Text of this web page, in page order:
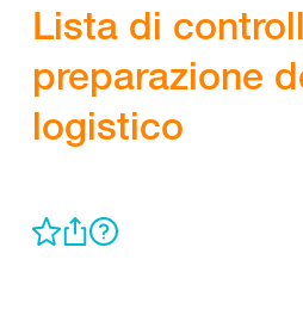
Lista di
preparazione
logistico